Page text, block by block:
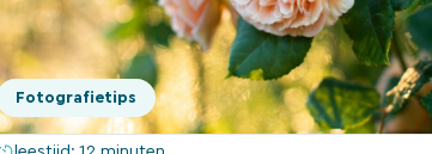
Fotografietips